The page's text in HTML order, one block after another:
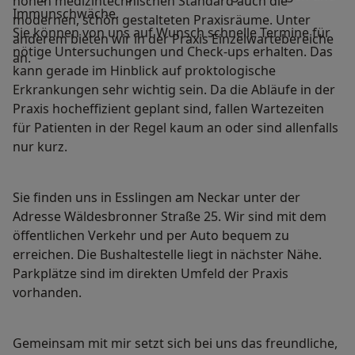
Immunschwäche.
modernen, schön gestalteten Praxisräume. Unter
anderem bieten wir in der Praxis Einzelwartebereiche
an.
Sie können von uns auf Wunsch schnelle Termine für
nötige Untersuchungen und Check-ups erhalten. Das
kann gerade im Hinblick auf proktologische
Erkrankungen sehr wichtig sein. Da die Abläufe in der
Praxis hocheffizient geplant sind, fallen Wartezeiten
für Patienten in der Regel kaum an oder sind allenfalls
nur kurz.
Sie finden uns in Esslingen am Neckar unter der
Adresse Wäldesbronner Straße 25. Wir sind mit dem
öffentlichen Verkehr und per Auto bequem zu
erreichen. Die Bushaltestelle liegt in nächster Nähe.
Parkplätze sind im direkten Umfeld der Praxis
vorhanden.
Gemeinsam mit mir setzt sich bei uns das freundliche,